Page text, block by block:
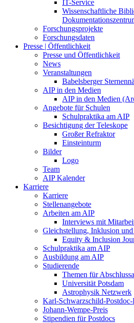
IT-Service
Wissenschaftliche
Forschungsprojekte
Forschungsdaten
Presse | Öffentlichkeit
Presse und Öffentlichkeit
News
Veranstaltungen
Babelsberger
AIP in den Medien
AIP in den Medien
Angebote für Schulen
Schulpraktika am AIP
Besichtigung der Teleskope
Großer Refraktor
Einsteinturm
Bilder
Logo
Team
AIP Kalender
Karriere
Karriere
Stellenangebote
Arbeiten am AIP
Interviews mit
Gleichstellung, Inklusion
Equity & Inclusion
Schulpraktika am AIP
Ausbildung am AIP
Studierende
Themen für
Universität Potsdam
Astrophysik Netzwerk
Karl-Schwarzschild-Postdoc-
Johann-Wempe-Preis
Stipendien für Postdocs